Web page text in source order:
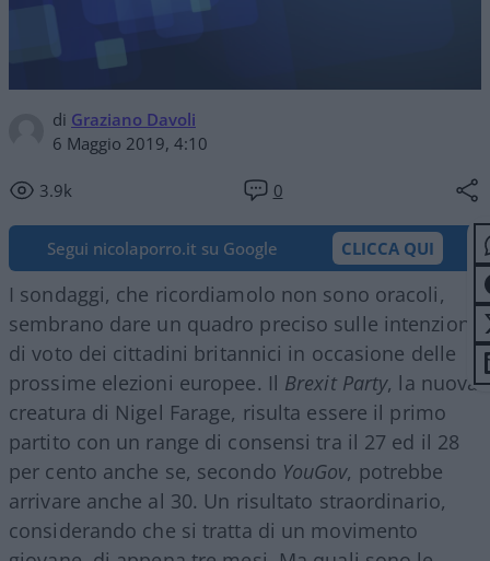
di Graziano Davoli
6 Maggio 2019, 4:10
3.9k 0
Segui nicolaporro.it su Google CLICCA QUI
I sondaggi, che ricordiamolo non sono oracoli,
sembrano dare un quadro preciso sulle intenzioni
di voto dei cittadini britannici in occasione delle
prossime elezioni europee. Il Brexit Party, la nuova
creatura di Nigel Farage, risulta essere il primo
partito con un range di consensi tra il 27 ed il 28
per cento anche se, secondo YouGov, potrebbe
arrivare anche al 30. Un risultato straordinario,
considerando che si tratta di un movimento